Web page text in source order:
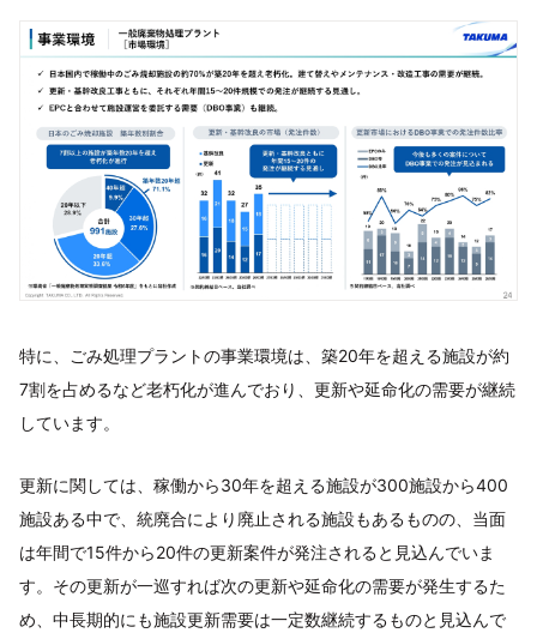
特に、ごみ処理プラントの事業環境は、築20年を超える施設が約
7割を占めるなど老朽化が進んでおり、更新や延命化の需要が継続
しています。
更新に関しては、稼働から30年を超える施設が300施設から400
施設ある中で、統廃合により廃止される施設もあるものの、当面
は年間で15件から20件の更新案件が発注されると見込んでいま
す。その更新が一巡すれば次の更新や延命化の需要が発生するた
め、中長期的にも施設更新需要は一定数継続するものと見込んで